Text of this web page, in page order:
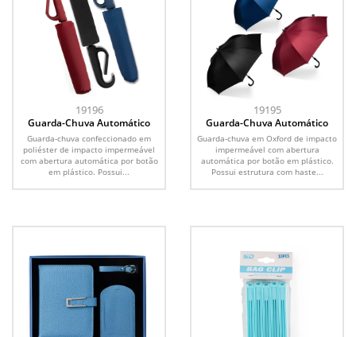
19196
Guarda-Chuva Automático
Guarda-chuva confeccionado em
poliéster de impacto impermeável
com abertura automática por botão
em plástico. Possui...
19195
Guarda-Chuva Automático
Guarda-chuva em Oxford de impacto
impermeável com abertura
automática por botão em plástico.
Possui estrutura com haste...